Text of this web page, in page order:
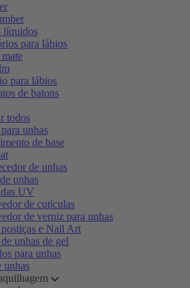
líquidos
para lábios
para lábios
de batons
todos
unhas
de base
de unhas
unhas
UV
de cutículas
de verniz para unhas
e Nail Art
unhas de gel
para unhas
unhas